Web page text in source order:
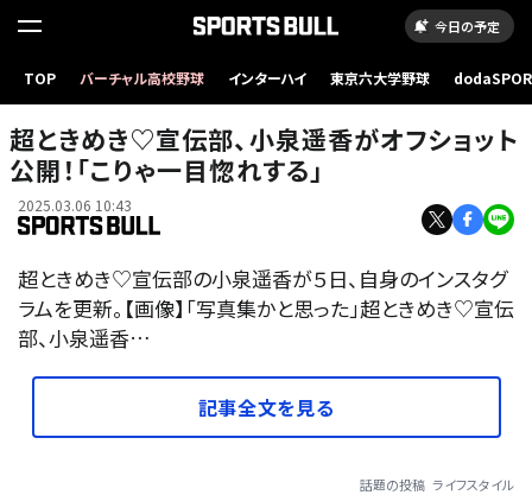
今日の予定
TOP バーチャル高校野球 インターハイ 東京六大学野球
超ときめき♡宣伝部、小泉遥香がオフショット
公開！「こりゃ一目惚れする」
2025.03.06 10:43
超ときめき♡宣伝部の小泉遥香が５日、自身のインスタグ
ラムを更新。【画像】「写真集かと思った」超ときめき♡宣伝
部、小泉遥香…
記事全文を見る
話題の投稿 ライフスタイル